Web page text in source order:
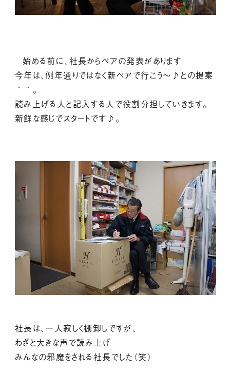
始める前に、社長からペアの発表があります
今年は、例年通りではなく新ペアで行こう～♪との提案
＾＾。
読み上げる人と記入する人で役割分担していきます。
新鮮な感じでスタートです♪。
社長は、一人寂しく棚卸しですが、
わざと大きな声で読み上げ
みんなの邪魔をされる社長でした（笑）